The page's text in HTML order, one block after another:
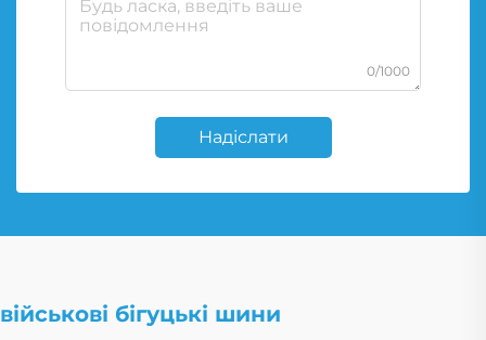
0/1000
Надіслати
військові бігуцькі шини